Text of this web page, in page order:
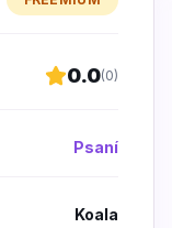
0.0(0)
Psaní
Koala